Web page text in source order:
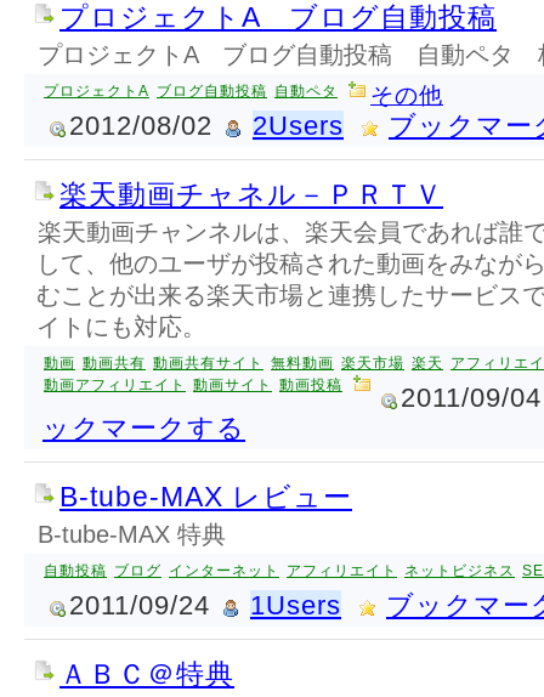
プロジェクトA ブログ自動投稿
プロジェクトA ブログ自動投稿 自動ペタ
プロジェクトA ブログ自動投稿 自動ペタ その他
2012/08/02 2Users ブックマー
楽天動画チャネル－ＰＲＴＶ
楽天動画チャンネルは、楽天会員であれば誰
して、他のユーザが投稿された動画をみなが
むことが出来る楽天市場と連携したサービス
イトにも対応。
動画 動画共有 動画共有サイト 無料動画 楽天市場 楽天
アフィリエ
動画アフィリエイト
動画サイト 動画投稿
2011/09/04
ックマークする
B-tube-MAX レビュー
B-tube-MAX 特典
自動投稿 ブログ インターネット アフィリエイト ネットビジネス
2011/09/24 1Users ブックマー
ＡＢＣ＠特典